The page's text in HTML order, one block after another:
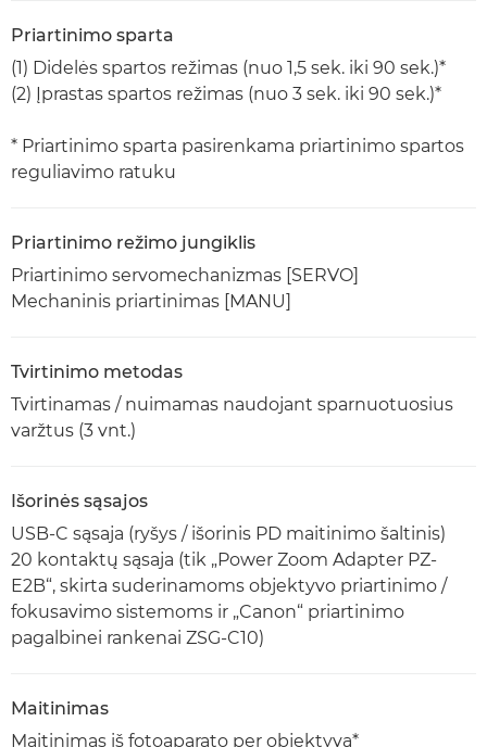
Priartinimo sparta
(1) Didelės spartos režimas (nuo 1,5 sek. iki 90 sek.)*
(2) Įprastas spartos režimas (nuo 3 sek. iki 90 sek.)*
* Priartinimo sparta pasirenkama priartinimo spartos
reguliavimo ratuku
Priartinimo režimo jungiklis
Priartinimo servomechanizmas [SERVO]
Mechaninis priartinimas [MANU]
Tvirtinimo metodas
Tvirtinamas / nuimamas naudojant sparnuotuosius
varžtus (3 vnt.)
Išorinės sąsajos
USB-C sąsaja (ryšys / išorinis PD maitinimo šaltinis)
20 kontaktų sąsaja (tik „Power Zoom Adapter PZ-
E2B“, skirta suderinamoms objektyvo priartinimo /
fokusavimo sistemoms ir „Canon“ priartinimo
pagalbinei rankenai ZSG-C10)
Maitinimas
Maitinimas iš fotoaparato per objektyvą*